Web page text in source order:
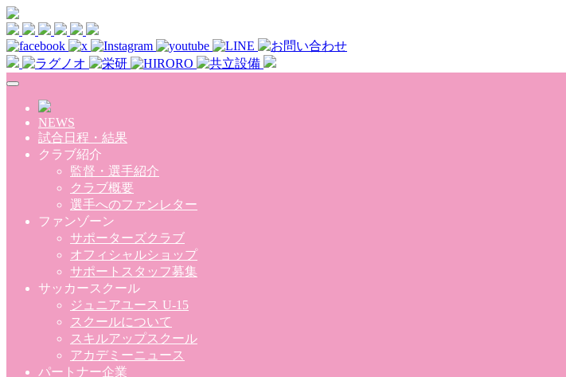
Skip to main content
NEWS
試合日程・結果
クラブ紹介
監督・選手紹介
クラブ概要
選手へのファンレター
ファンゾーン
サポーターズクラブ
オフィシャルショップ
サポートスタッフ募集
サッカースクール
ジュニアユース U-15
スクールについて
スキルアップスクール
アカデミーニュース
パートナー企業